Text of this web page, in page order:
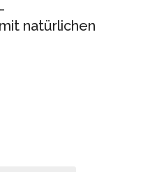
natürlichen